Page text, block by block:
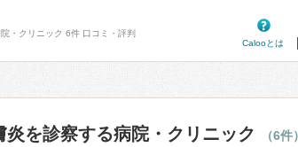
・クリニック 6件 口コミ・評判
Calooとは
を診察する病院・クリニック （6件